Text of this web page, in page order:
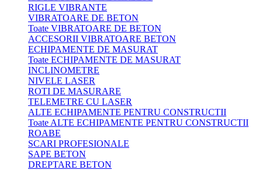
RIGLE VIBRANTE
VIBRATOARE DE BETON
Toate VIBRATOARE DE BETON
ACCESORII VIBRATOARE BETON
ECHIPAMENTE DE MASURAT
Toate ECHIPAMENTE DE MASURAT
INCLINOMETRE
NIVELE LASER
ROTI DE MASURARE
TELEMETRE CU LASER
ALTE ECHIPAMENTE PENTRU CONSTRUCTII
Toate ALTE ECHIPAMENTE PENTRU CONSTRUCTII
ROABE
SCARI PROFESIONALE
SAPE BETON
DREPTARE BETON